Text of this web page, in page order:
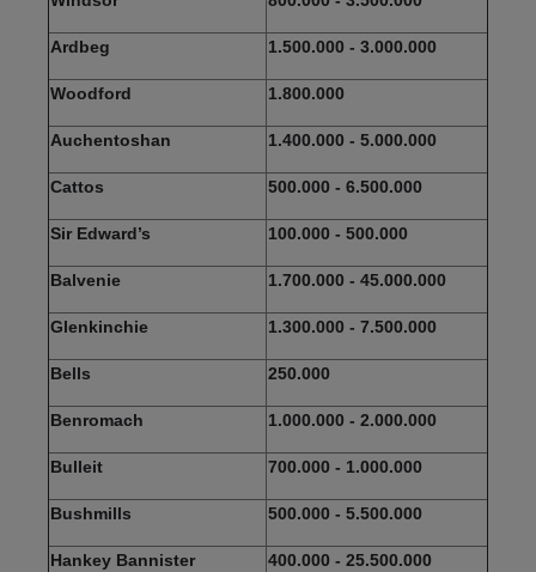
Ardbeg 1.500.000 - 3.000.000
Woodford 1.800.000
Auchentoshan 1.400.000 - 5.000.000
Cattos 500.000 - 6.500.000
Sir Edward’s 100.000 - 500.000
Balvenie 1.700.000 - 45.000.000
Glenkinchie 1.300.000 - 7.500.000
Bells 250.000
Benromach 1.000.000 - 2.000.000
Bulleit 700.000 - 1.000.000
Bushmills 500.000 - 5.500.000
Hankey Bannister 400.000 - 25.500.000